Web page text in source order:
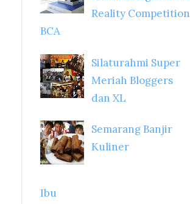
Reality Competition
BCA
Silaturahmi Super
Meriah Bloggers
dan XL
Semarang Banjir
Kuliner
Ibu